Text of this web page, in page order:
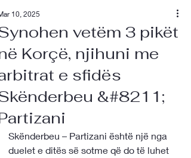
vetëm 3 pikët
Korçë, njihuni me
e sfidës
&#8211;
10, 2025
Skënderbeu – Partizani është një nga
duelet e ditës së sotme që do të luhet